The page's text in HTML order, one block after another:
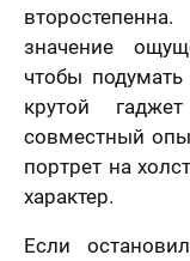
значение
чтобы
крутой
совместный
портрет на
характер.
Если